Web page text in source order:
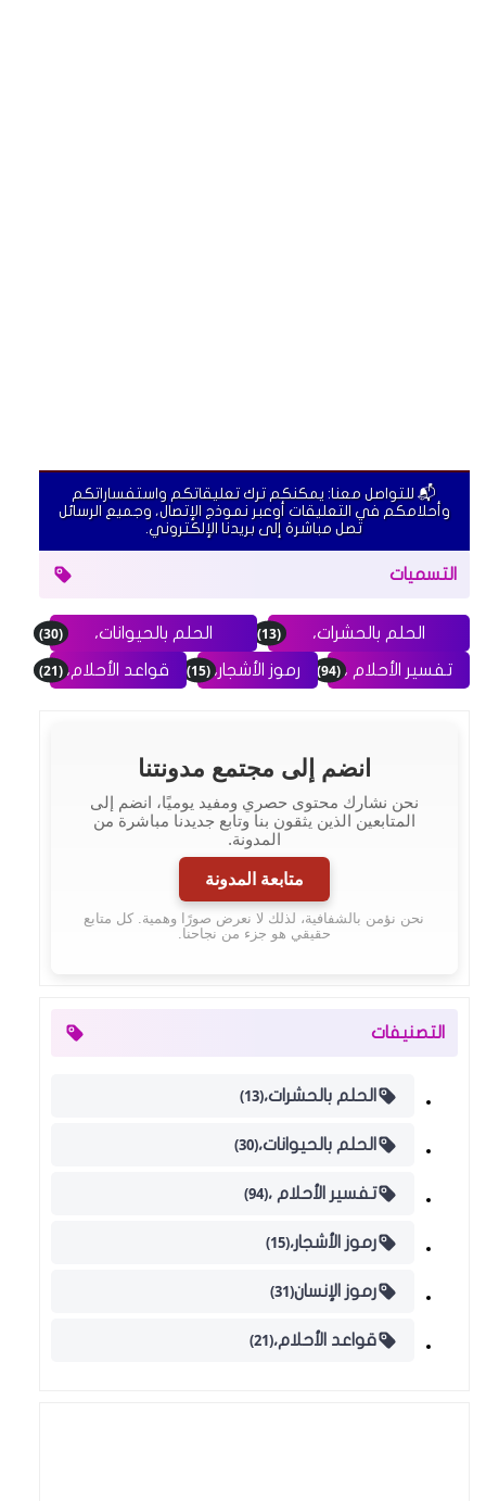
📬 للتواصل معنا: يمكنكم ترك تعليقاتكم واستفساراتكم
وأحلامكم في التعليقات أوعبر نموذج الإتصال، وجميع الرسائل
تصل مباشرة إلى بريدنا الإلكتروني.
التسميات
الحلم بالحشرات، (13) الحلم بالحيوانات، (30)
تفسير الأحلام ، (94) رموز الأشجار، (15) قواعد الأحلام، (21)
انضم إلى مجتمع مدونتنا
نحن نشارك محتوى حصري ومفيد يوميًا، انضم إلى
المتابعين الذين يثقون بنا وتابع جديدنا مباشرة من
المدونة.
متابعة المدونة
نحن نؤمن بالشفافية، لذلك لا نعرض صورًا وهمية. كل متابع
حقيقي هو جزء من نجاحنا.
التصنيفات
الحلم بالحشرات،(13)
الحلم بالحيوانات،(30)
تفسير الأحلام ،(94)
رموز الأشجار،(15)
رموز الإنسان(31)
قواعد الأحلام،(21)